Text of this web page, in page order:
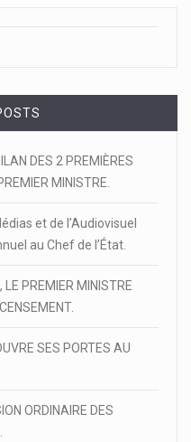
DES 2 PREMIÈRES
MINISTRE.
et de l’Audiovisuel
au Chef de l’État.
PREMIER MINISTRE
SES PORTES AU
ORDINAIRE DES